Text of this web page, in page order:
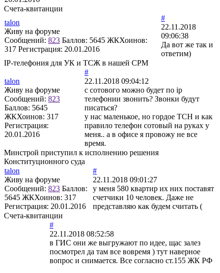
Счета-квитанции
talon
Живу на форуме
Сообщений: 823 Баллов: 5645 ЖКХоинов:
317 Регистрация: 20.01.2016
#
22.11.2018
09:06:38
Да вот же так и
ответим)
IP-телефония для УК и ТСЖ в нашей СРМ
talon
Живу на форуме
Сообщений: 823
Баллов: 5645
ЖКХоинов: 317
Регистрация:
20.01.2016
#
22.11.2018 09:04:12
с сотового можно будет по ip
телефонии звонить? Звонки будут
писаться?
у нас маленькое, но гордое ТСН и как
правило телефон сотовый на руках у
меня.. а в офисе я провожу не все
время.
Минстрой приступил к исполнению решения
Конституционного суда
talon
Живу на форуме
Сообщений: 823 Баллов:
5645 ЖКХоинов: 317
Регистрация: 20.01.2016
#
22.11.2018 09:01:27
у меня 580 квартир их них поставят
счетчики 10 человек. Даже не
представляю как будем считать (
Счета-квитанции
#
22.11.2018 08:52:58
в ГИС они же выгружают по идее, щас залез
посмотрел да там все вовремя ) тут наверное
вопрос и снимается. Все согласно ст.155 ЖК РФ